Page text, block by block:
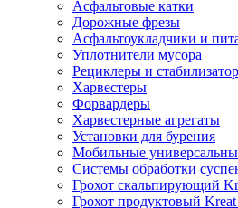
Асфальтовые катки
Дорожные фрезы
Асфальтоукладчики и
Уплотнители мусора
Рециклеры и
Харвестеры
Форвардеры
Харвестерные агрегаты
Установки для бурения
Мобильные
Системы обработки
Грохот скальпирующий
Грохот продуктовый